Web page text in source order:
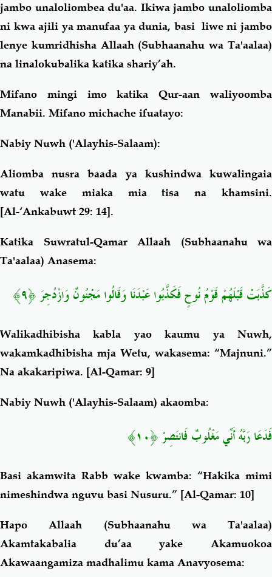
Familia-Jamii Maswali-Majibu
Chemsha Bongo Vitabu
Mapishi
jambo unaloliombea du'aa. Ikiwa jambo unaloliomba
ni kwa ajili ya manufaa ya dunia, basi liwe ni jambo
lenye kumridhisha Allaah (Subhaanahu wa Ta'aalaa)
na linalokubalika katika shariy’ah.
Mifano mingi imo katika Qur-aan waliyoomba
Manabii. Mifano michache ifuatayo:
Nabiy Nuwh ('Alayhis-Salaam):
Aliomba nusra baada ya kushindwa kuwalingaia
watu wake miaka mia tisa na khamsini.
[Al-‘Ankabuwt 29: 14].
Katika Suwratul-Qamar Allaah (Subhaanahu wa
Ta'aalaa) Anasema:
كَذَّبَتْ قَبْلَهُمْ قَوْمُ نُوحٍ فَكَذَّبُوا عَبْدَنَا وَقَالُوا مَجْنُونٌ وَازْدُجِرَ ﴿٩﴾
Walikadhibisha kabla yao kaumu ya Nuwh,
wakamkadhibisha mja Wetu, wakasema: “Majnuni.”
Na akakaripiwa. [Al-Qamar: 9]
Nabiy Nuwh ('Alayhis-Salaam) akaomba:
فَدَعَا رَبَّهُ أَنِّي مَغْلُوبٌ فَانتَصِرْ ﴿١٠﴾
Basi akamwita Rabb wake kwamba: “Hakika mimi
nimeshindwa nguvu basi Nusuru.” [Al-Qamar: 10]
Hapo Allaah (Subhaanahu wa Ta'aalaa)
Akamtakabalia du’aa yake Akamuokoa
Akawaangamiza madhalimu kama Anavyosema: